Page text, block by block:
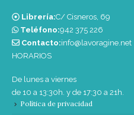
Librería:C/ Cisneros, 69
Teléfono:‭942 375 226‬
Contacto:info@lavoragine.net
HORARIOS
De lunes a viernes
de 10 a 13:30h. y de 17:30 a 21h.
Política de privacidad